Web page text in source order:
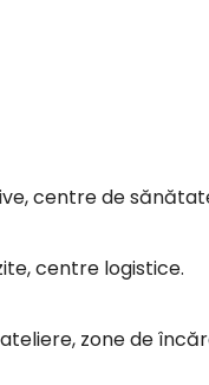
centre de
centre logistice.
ateliere, zone de